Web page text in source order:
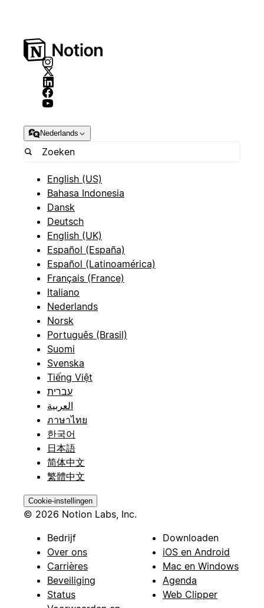
Nederlands
English (US)
Bahasa Indonesia
Dansk
Deutsch
English (UK)
Español (España)
Español (Latinoamérica)
Français (France)
Italiano
Nederlands
Norsk
Português (Brasil)
Suomi
Svenska
Tiếng Việt
עברית
العربية
ภาษาไทย
한국어
日本語
简体中文
繁體中文
Cookie-instellingen
© 2026 Notion Labs, Inc.
Bedrijf
Over ons
Carrières
Beveiliging
Status
Downloaden
iOS en Android
Mac en Windows
Agenda
Web Clipper